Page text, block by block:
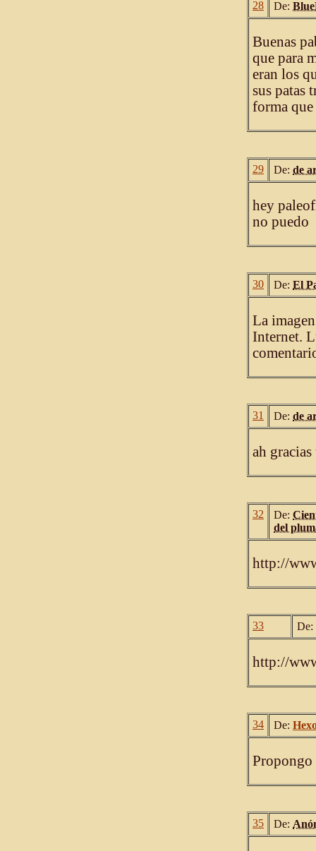
28 De:
Buenas
que para
eran los
sus patas
forma
29 De: de
hey
no puedo
30 De: El
La
Internet.
31 De: de
ah
32 De:
del
http://
33 De:
http://
34 De:
Propongo
35 De: